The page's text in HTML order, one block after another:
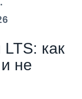
как
не